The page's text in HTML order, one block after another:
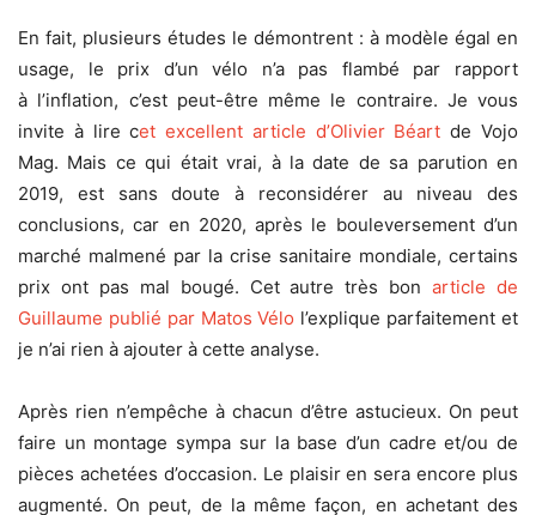
En fait, plusieurs études le démontrent : à modèle égal en
usage, le prix d’un vélo n’a pas flambé par rapport
à l’inflation, c’est peut-être même le contraire. Je vous
invite à lire cet excellent article d’Olivier Béart de Vojo
Mag. Mais ce qui était vrai, à la date de sa parution en
2019, est sans doute à reconsidérer au niveau des
conclusions, car en 2020, après le bouleversement d’un
marché malmené par la crise sanitaire mondiale, certains
prix ont pas mal bougé. Cet autre très bonarticle de
Guillaume publié par Matos Vélo l’explique parfaitement et
je n’ai rien à ajouter à cette analyse.
Après rien n’empêche à chacun d’être astucieux. On peut
faire un montage sympa sur la base d’un cadre et/ou de
pièces achetées d’occasion. Le plaisir en sera encore plus
augmenté. On peut, de la même façon, en achetant des